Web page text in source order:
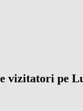
vizitatori pe